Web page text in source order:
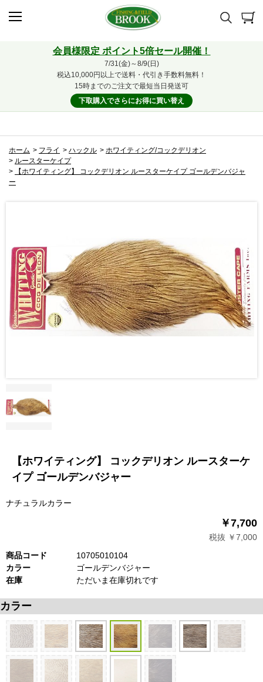
会員様限定 ポイント5倍セール開催！
7/31(金)～8/9(日)
税込10,000円以上で送料・代引き手数料無料！
15時までのご注文で最短当日発送可
下取購入でさらにお得に買い替え
ホーム > フライ > ハックル > ホワイティング/コックデリオン
> ルースターケイプ
>
【ホワイティング】 コックデリオン ルースターケイプ ゴールデンバジャ
ー
【ホワイティング】 コックデリオン ルースターケ
イプ ゴールデンバジャー
ナチュラルカラー
￥7,700
税抜 ￥7,000
商品コード
10705010104
カラー
ゴールデンバジャー
在庫
ただいま在庫切れです
カラー